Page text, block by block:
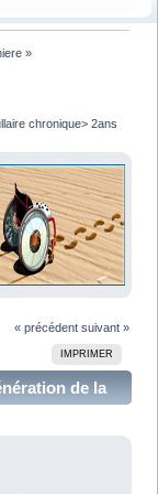
»
chronique> 2ans
« précédent suivant »
IMPRIMER
de la